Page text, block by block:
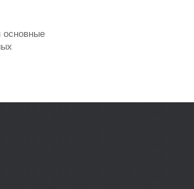
основные